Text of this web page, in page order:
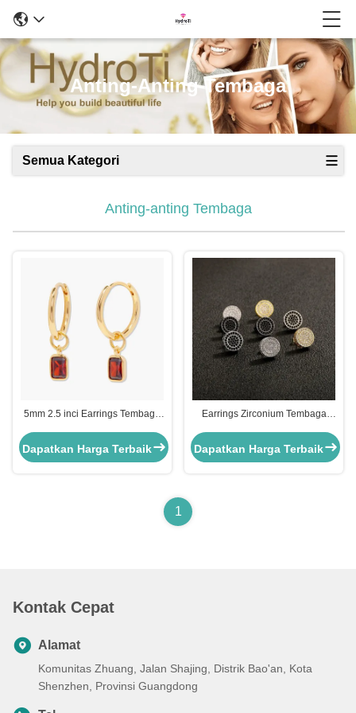
Anting-Anting Tembaga
Semua Kategori
Anting-anting Tembaga
5mm 2.5 inci Earrings Tembaga
Rhodium Plated
Dapatkan Harga Terbaik
Earrings Zirconium Tembaga
Dapatkan Harga Terbaik
1
Kontak Cepat
Alamat
Komunitas Zhuang, Jalan Shajing, Distrik Bao'an, Kota
Shenzhen, Provinsi Guangdong